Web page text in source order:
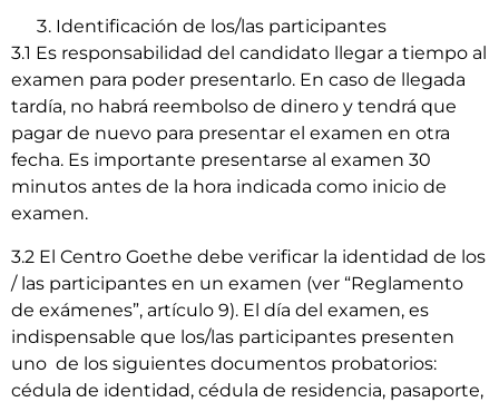
Identificación de los/las participantes
3.1 Es responsabilidad del candidato llegar a tiempo al
examen para poder presentarlo. En caso de llegada
tardía, no habrá reembolso de dinero y tendrá que
pagar de nuevo para presentar el examen en otra
fecha. Es importante presentarse al examen 30
minutos antes de la hora indicada como inicio de
examen.
3.2 El Centro Goethe debe verificar la identidad de los
/ las participantes en un examen (ver “Reglamento
de exámenes”, artículo 9). El día del examen, es
indispensable que los/las participantes presenten
uno de los siguientes documentos probatorios:
cédula de identidad, cédula de residencia, pasaporte,